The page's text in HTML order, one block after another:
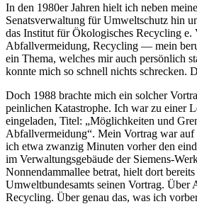
In den 1980er Jahren hielt ich neben
Senatsverwaltung für Umweltschutz hin
das Institut für Ökologisches Recycling e.
Abfallvermeidung, Recycling — mein
ein Thema, welches mir auch persönlich
konnte mich so schnell nichts schrecken.
Doch 1988 brachte mich ein solcher
peinlichen Katastrophe. Ich war zu einer
eingeladen, Titel:
Möglichkeiten und
Abfallvermeidung . Mein Vortrag war auf
ich etwa zwanzig Minuten vorher den
im Verwaltungsgebäude der Siemens-
Nonnendammallee betrat, hielt dort
Umweltbundesamts seinen Vortrag. Über
Recycling. Über genau das, was ich